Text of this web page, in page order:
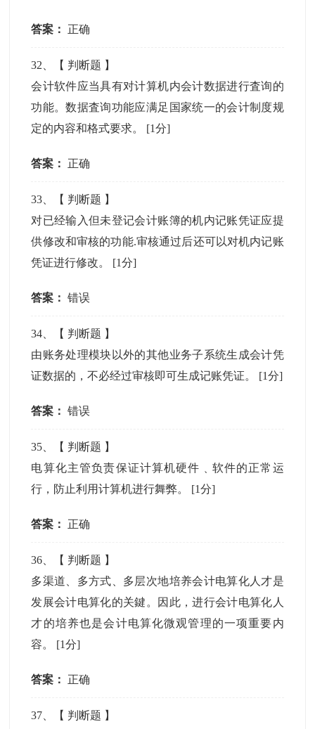
答案： 正确
32 、【 判断题 】
会计软件应当具有对计算机内会计数据进行査询的
功能。数据査询功能应满足国家统一的会计制度规
定的内容和格式要求。 [1分]
答案： 正确
33 、【 判断题 】
对已经输入但未登记会计账簿的机内记账凭证应提
供修改和审核的功能.审核通过后还可以对机内记账
凭证进行修改。 [1分]
答案： 错误
34 、【 判断题 】
由账务处理模块以外的其他业务子系统生成会计凭
证数据的，不必经过审核即可生成记账凭证。 [1分]
答案： 错误
35 、【 判断题 】
电算化主管负责保证计算机硬件﹑软件的正常运
行，防止利用计算机进行舞弊。 [1分]
答案： 正确
36 、【 判断题 】
多渠道、多方式、多层次地培养会计电算化人才是
发展会计电算化的关鍵。因此，进行会计电算化人
才的培养也是会计电算化微观管理的一项重要内
容。 [1分]
答案： 正确
37 、【 判断题 】